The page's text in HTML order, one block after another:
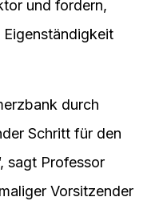
und fordern,
durch
Schritt für den
sagt Professor
Vorsitzender